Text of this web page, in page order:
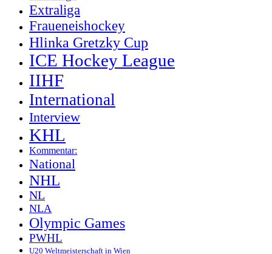
Extraliga
Fraueneishockey
Hlinka Gretzky Cup
ICE Hockey League
IIHF
International
Interview
KHL
Kommentar:
National
NHL
NL
NLA
Olympic Games
PWHL
U20 Weltmeisterschaft in Wien